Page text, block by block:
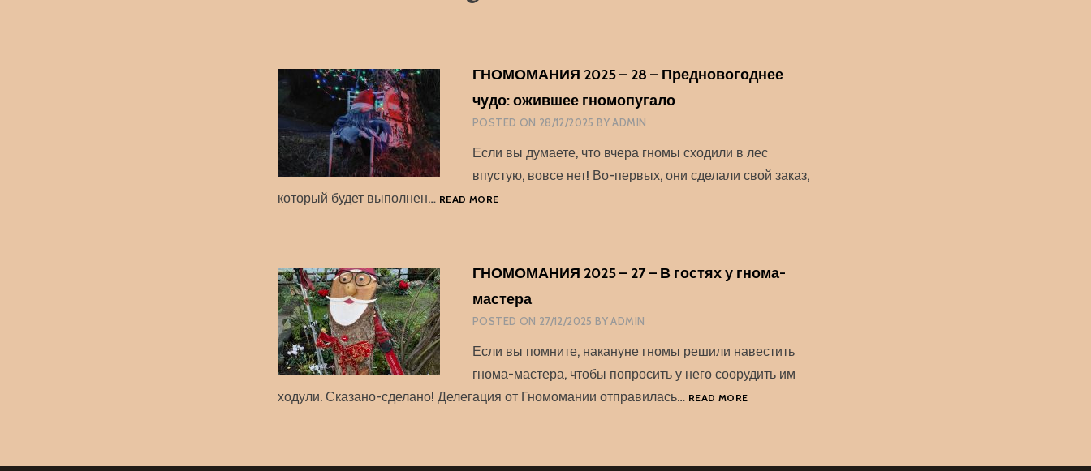
ГНОМОМАНИЯ 2025 – 28 – Предновогоднее
чудо: ожившее гномопугало
POSTED ON 28/12/2025 BYADMIN
Если вы думаете, что вчера гномы сходили в лес
впустую, вовсе нет! Во-первых, они сделали свой заказ,
который будет выполнен… READ MOREГНОМОМАНИЯ
ПРЕДНОВОГОДНЕЕ
ЧУДО:
ГНОМОМАНИЯ 2025 – 27 – В гостях у гнома-
мастера
POSTED ON 27/12/2025 BYADMIN
Если вы помните, накануне гномы решили навестить
гнома-мастера, чтобы попросить у него соорудить им
ходули. Сказано-сделано! Делегация от Гномомании отправилась… READ MOREГНОМОМАНИЯ